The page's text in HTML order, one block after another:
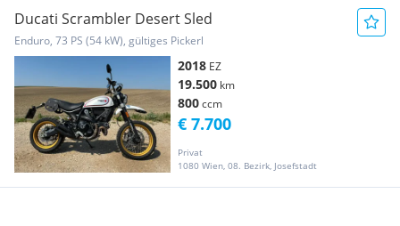
Ducati Scrambler Desert Sled
Enduro, 73 PS (54 kW), gültiges Pickerl
2018 EZ
19.500 km
800ccm
Privat
1080 Wien, 08. Bezirk, Josefstadt
€ 7.700